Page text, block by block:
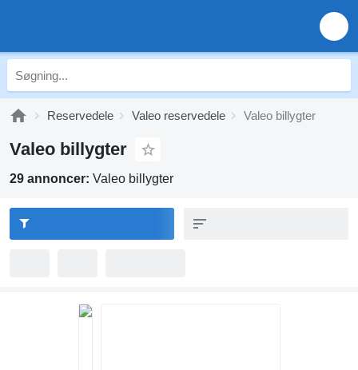
Reservedele Valeo reservedele Valeo billygter
Valeo billygter
29 annoncer: Valeo billygter